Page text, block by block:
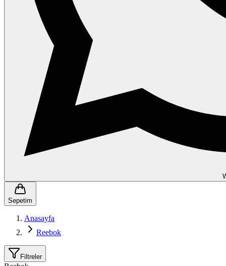
Sepetim
Anasayfa
Reebok
Filtreler